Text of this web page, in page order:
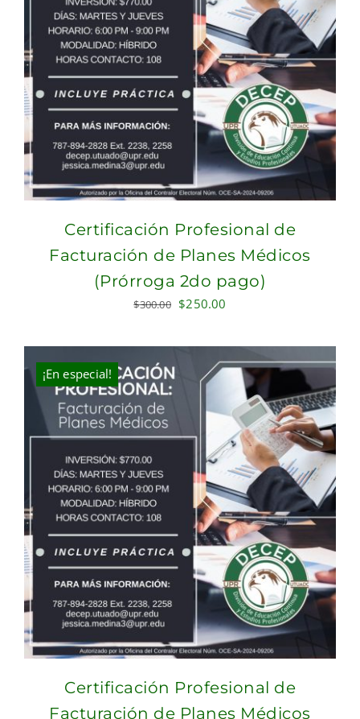
Certificación Profesional de
Facturación de Planes Médicos
(Prórroga 2do pago)
$300.00 Original
was:
$300.00.
$250.00
is:
$250.00.
¡En especial!
Certificación Profesional de
Facturación de Planes Médicos